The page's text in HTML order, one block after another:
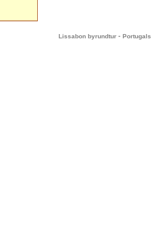
Lissabon byrundtur - Portugals